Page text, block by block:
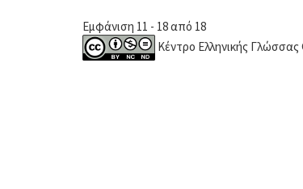
Εμφάνιση 11 - 18 από 18
Κέντρο Ελληνικής Γλώσσας